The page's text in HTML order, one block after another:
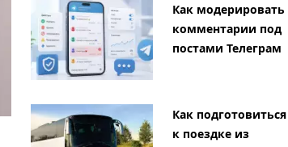
Как модерировать
комментарии под
постами Телеграм
Как подготовиться
к поездке из